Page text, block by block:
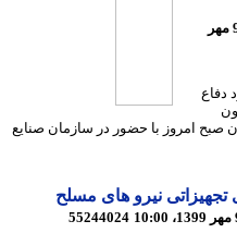
امروز با حضور در سازمان صنایع
نیرو های مسلح
55244024